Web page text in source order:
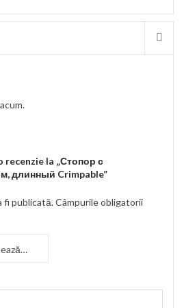
recenzie la „Стопор с
длинный Crimpable”
fi publicată.Câmpurile obligatorii